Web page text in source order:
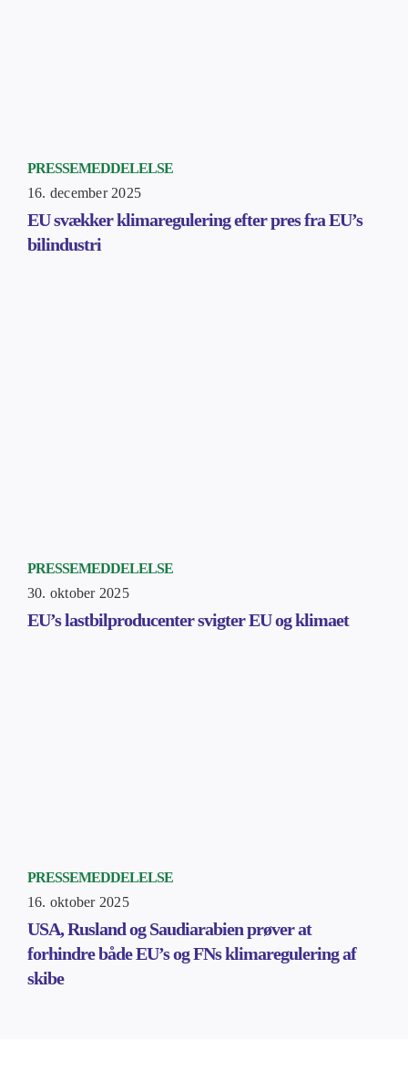
PRESSEMEDDELELSE
16. december 2025
EU svækker klimaregulering efter pres fra EU’s
bilindustri
PRESSEMEDDELELSE
30. oktober 2025
EU’s lastbilproducenter svigter EU og klimaet
PRESSEMEDDELELSE
16. oktober 2025
USA, Rusland og Saudiarabien prøver at
forhindre både EU’s og FNs klimaregulering af
skibe